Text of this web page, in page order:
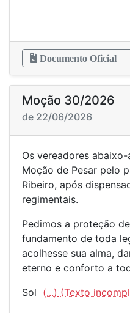
Documento Oficial
Moção 30/2026
de 22/06/2026
Os vereadores
Moção de Pesar pelo
Ribeiro, após
regimentais.
Pedimos a proteção
fundamento de toda
acolhesse sua alma,
eterno e conforto a
Sol (...)